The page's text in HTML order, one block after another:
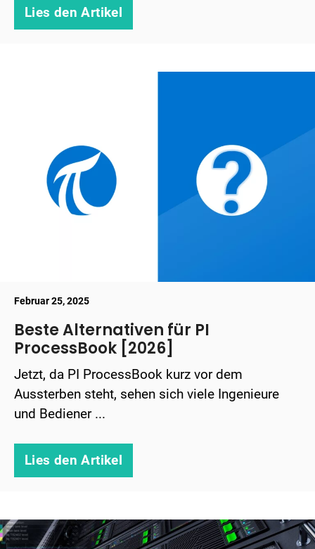
Lies den Artikel
Februar 25, 2025
Beste Alternativen für PI
ProcessBook [2026]
Jetzt, da PI ProcessBook kurz vor dem
Aussterben steht, sehen sich viele Ingenieure
und Bediener ...
Lies den Artikel